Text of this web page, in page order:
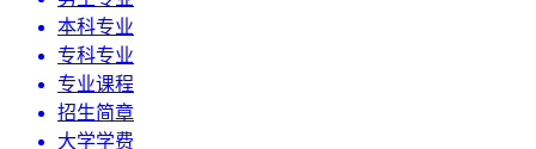
本科专业
专科专业
专业课程
招生简章
大学学费